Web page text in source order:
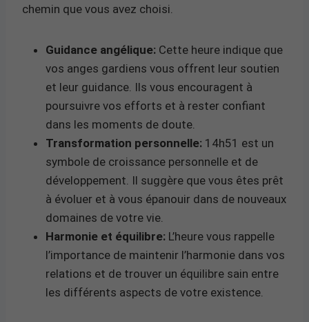
chemin que vous avez choisi.
Guidance angélique: Cette heure indique que
vos anges gardiens vous offrent leur soutien
et leur guidance. Ils vous encouragent à
poursuivre vos efforts et à rester confiant
dans les moments de doute.
Transformation personnelle: 14h51 est un
symbole de croissance personnelle et de
développement. Il suggère que vous êtes prêt
à évoluer et à vous épanouir dans de nouveaux
domaines de votre vie.
Harmonie et équilibre: L’heure vous rappelle
l’importance de maintenir l’harmonie dans vos
relations et de trouver un équilibre sain entre
les différents aspects de votre existence.